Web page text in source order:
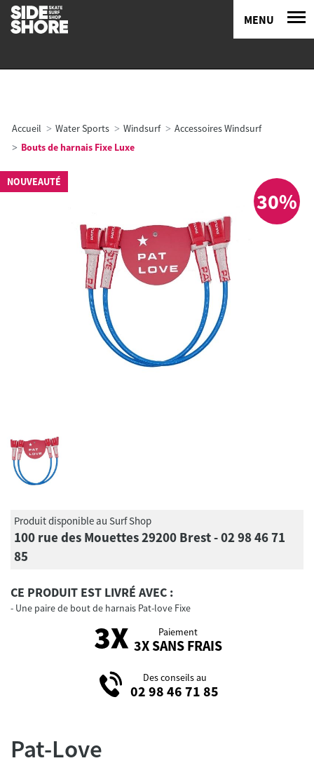
MENU
Accueil Water Sports Windsurf
Accessoires Windsurf
Bouts de harnais Fixe Luxe
30%
NOUVEAUTÉ
Produit disponible au Surf Shop
100 rue des Mouettes 29200 Brest - 02 98 46 71
85
CE PRODUIT EST LIVRÉ AVEC :
Une paire de bout de harnais Pat-love Fixe
Paiement
3X SANS FRAIS
Des conseils au
02 98 46 71 85
Pat-Love